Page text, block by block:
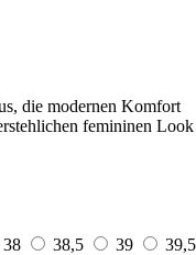
die modernen Komfort
femininen Look
38 38,5 39
39,5